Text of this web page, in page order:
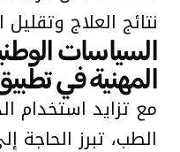
نتائج العلاج وتقليل
السياسات
المهنية في
مع تزايد استخدام
الطب، تبرز